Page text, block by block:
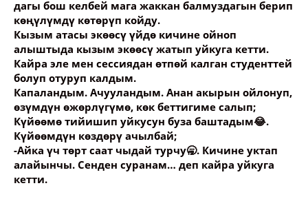
дагы бош келбей мага жаккан балмуздагын берип
көңүлүмдү көтөрүп койду.
Кызым атасы экөөсү үйдө кичине ойноп
алыштыда кызым экөөсү жатып уйкуга кетти.
Кайра эле мен сессиядан өтпөй калган студенттей
болуп отуруп калдым.
Капаландым. Ачууландым. Анан акырын ойлонуп,
өзүмдүн өжөрлүгүмө, көк беттигиме салып;
Күйөөмө тийишип уйкусун буза баштадым😂.
Күйөөмдүн көздөрү ачылбай;
-Айка үч төрт саат чыдай турчу🥱. Кичине уктап
алайынчы. Сенден суранам… деп кайра уйкуга
кетти.